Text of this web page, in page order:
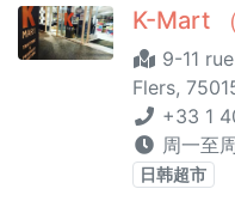
K-Mart
9-11
Flers,
+33 1
周一至
日韩超市